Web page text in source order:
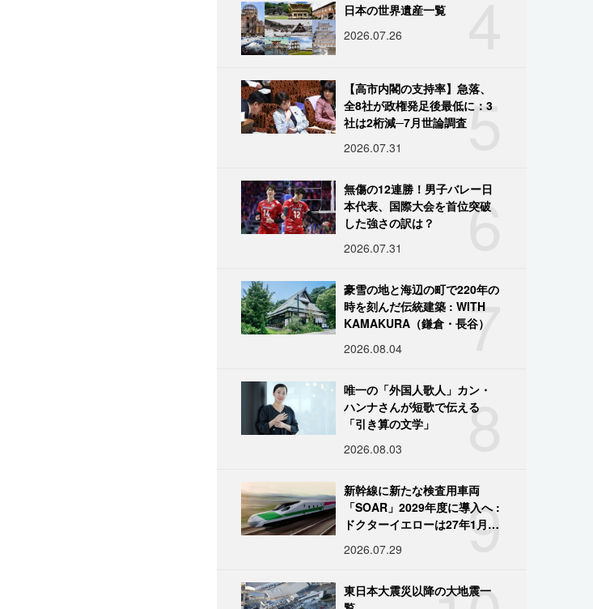
日本の世界遺産一覧
2026.07.26
5
【高市内閣の支持率】急落、
全8社が政権発足後最低に：3
社は2桁減─7月世論調査
2026.07.31
6
無傷の12連勝！男子バレー日
本代表、国際大会を首位突破
した強さの訳は？
2026.07.31
7
豪雪の地と海辺の町で220年の
時を刻んだ伝統建築 : WITH
KAMAKURA（鎌倉・長谷）
2026.08.04
8
唯一の「外国人歌人」カン・
ハンナさんが短歌で伝える
「引き算の文学」
2026.08.03
9
新幹線に新たな検査用車両
「SOAR」2029年度に導入へ :
ドクターイエローは27年1月に
2026.07.29
東日本大震災以降の大地震一